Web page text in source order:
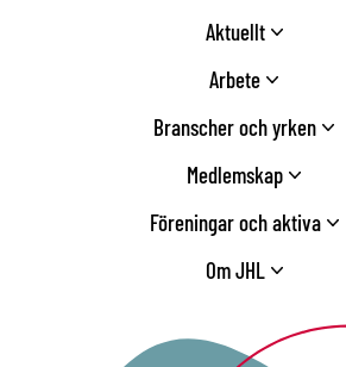
Aktuellt
Arbete
Branscher och yrken
Medlemskap
Föreningar och aktiva
Om JHL